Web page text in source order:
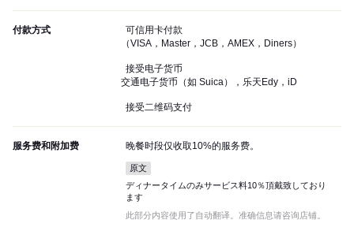
付款方式
可信用卡付款
（VISA，Master，JCB，AMEX，Diners）
接受电子货币
交通电子货币（如 Suica），乐天Edy，iD
接受二维码支付
服务费和附加费 晚餐时段仅收取10%的服务费。
原文
ディナータイムのみサービス料10％頂戴致しており
ます
此部分内容使用了自动翻译。准确信息请咨询店铺。